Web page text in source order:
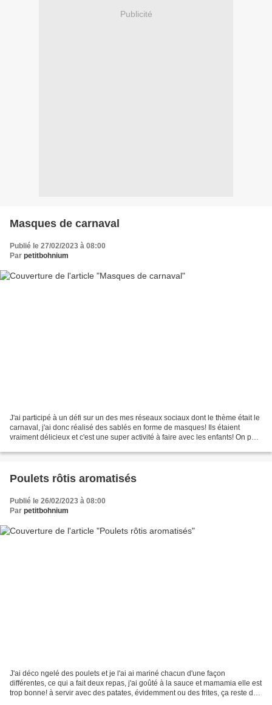
Publicité
Masques de carnaval
Publié le 27/02/2023 à 08:00
Par petitbohnium
J'ai participé à un défi sur un des mes réseaux sociaux dont le thème était le
carnaval, j'ai donc réalisé des sablés en forme de masques! Ils étaient
vraiment délicieux et c'est une super activité à faire avec les enfants! On peut
Poulets rôtis aromatisés
Publié le 26/02/2023 à 08:00
Par petitbohnium
J'ai déco ngelé des poulets et je l'ai ai mariné chacun d'une façon
différentes, ce qui a fait deux repas, j'ai goûté à la sauce et mamamia elle est
trop bonne! à servir avec des patates, évidemment ou des frites, ça reste des